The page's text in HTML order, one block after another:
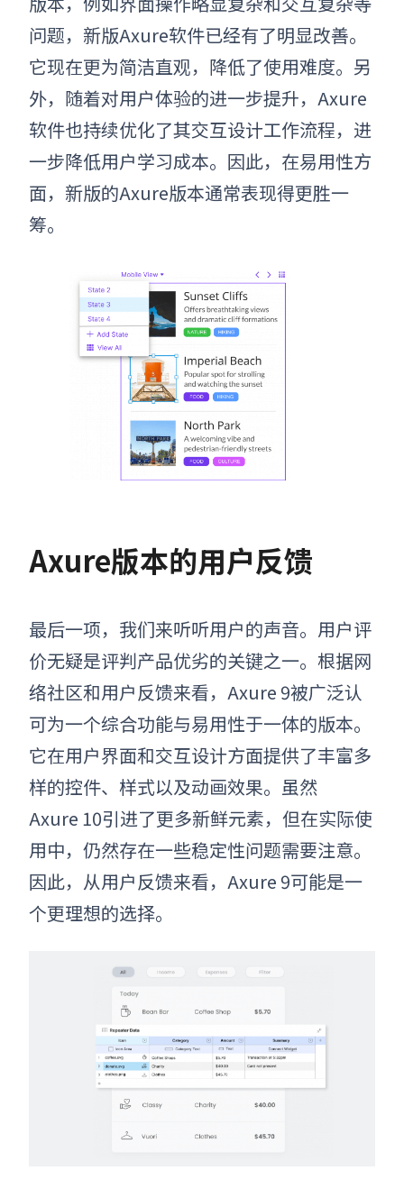
问题，新版Axure软件已经有了明显改善。
它现在更为简洁直观，降低了使用难度。另
外，随着对用户体验的进一步提升，Axure
软件也持续优化了其交互设计工作流程，进
一步降低用户学习成本。因此，在易用性方
面，新版的Axure版本通常表现得更胜一
筹。
Axure版本的用户反馈
最后一项，我们来听听用户的声音。用户评
价无疑是评判产品优劣的关键之一。根据网
络社区和用户反馈来看，Axure 9被广泛认
可为一个综合功能与易用性于一体的版本。
它在用户界面和交互设计方面提供了丰富多
样的控件、样式以及动画效果。虽然
Axure 10引进了更多新鲜元素，但在实际使
用中，仍然存在一些稳定性问题需要注意。
因此，从用户反馈来看，Axure 9可能是一
个更理想的选择。